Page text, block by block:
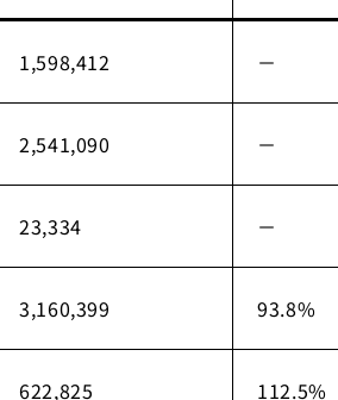
1,598,412 －
2,541,090 －
23,334 －
3,160,399 93.8%
622,825 112.5%